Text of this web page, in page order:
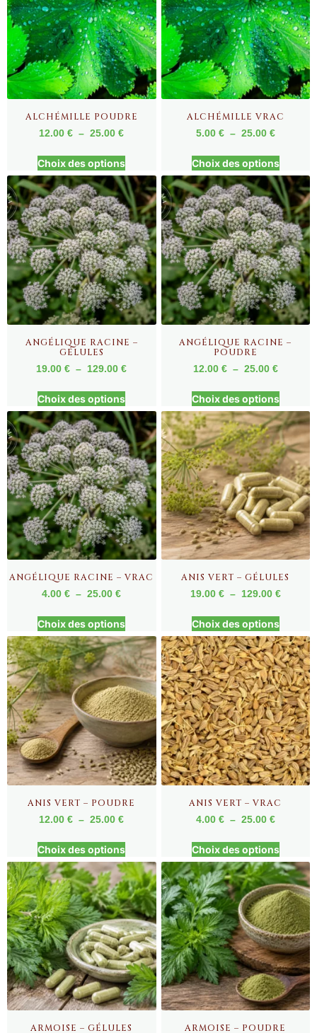
ALCHÉMILLE POUDRE
12.00€ – 25.00€
Choix des options
ALCHÉMILLE VRAC
5.00 € – 25.00 €
Choix des options
ANGÉLIQUE RACINE –
GÉLULES
19.00€ – 129.00€
Choix des options
ANGÉLIQUE RACINE –
POUDRE
12.00 € – 25.00 €
Choix des options
ANGÉLIQUE RACINE – VRAC
4.00€ – 25.00€
Choix des options
ANIS VERT – GÉLULES
19.00 € – 129.00 €
Choix des options
ANIS VERT – POUDRE
12.00€ – 25.00€
Choix des options
ANIS VERT – VRAC
4.00 € – 25.00 €
Choix des options
ARMOISE – GÉLULES ARMOISE – POUDRE